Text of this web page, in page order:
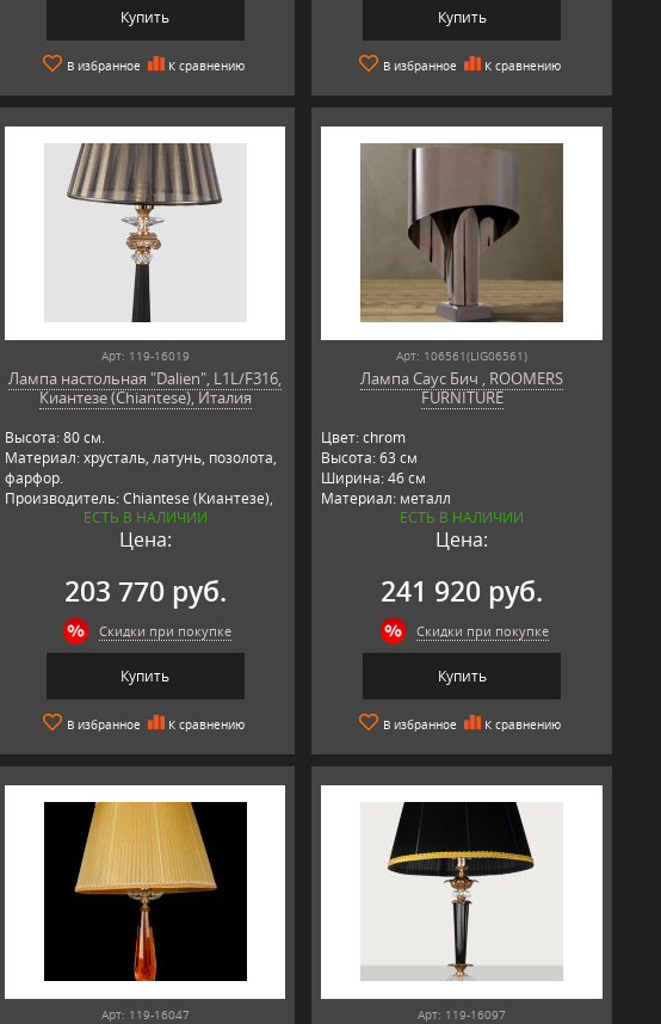
Купить
В избранное К сравнению
Купить
В избранное К сравнению
Арт: 119-16019
Лампа настольная "Dalien", L1L/F316,
Киантезе (Chiantese), Италия
Высота: 80 см.
Материал: хрусталь, латунь, позолота,
фарфор.
Производитель: Chiantese (Киантезе),
ЕСТЬ В НАЛИЧИИ
Цена:
203 770 руб.
Скидки при покупке
Купить
В избранное К сравнению
Арт: 106561(LIG06561)
Лампа Саус Бич , ROOMERS
FURNITURE
Цвет: chrom
Высота: 63 см
Ширина: 46 см
Материал: металл
Производитель: ROOMERS FURNITURE,
ЕСТЬ В НАЛИЧИИ
Цена:
241 920 руб.
Скидки при покупке
Купить
В избранное К сравнению
Арт: 119-16047 Арт: 119-16097